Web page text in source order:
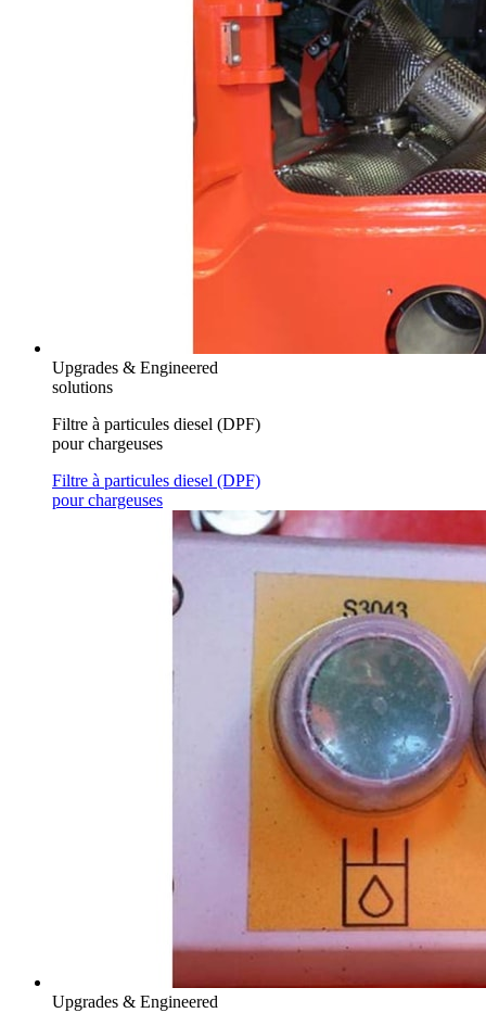
Upgrades & Engineered
solutions
Filtre à particules diesel (DPF)
pour chargeuses
Filtre à particules diesel (DPF)
pour chargeuses
Upgrades & Engineered